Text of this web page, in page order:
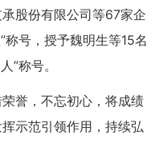
股份有限公司等67家企
号，授予魏明生等15名
”称号。
誉，不忘初心，将成绩
示范引领作用，持续弘